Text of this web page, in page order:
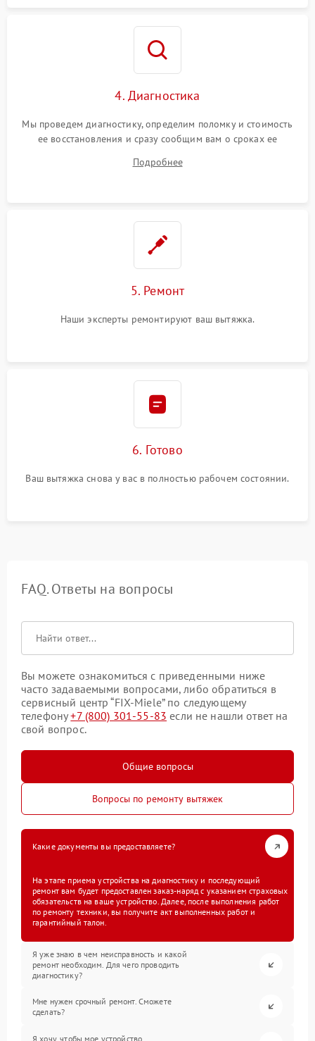
4. Диагностика
Мы проведем диагностику, определим поломку и стоимость
ее восстановления и сразу сообщим вам о сроках ее
Подробнее
5. Ремонт
Наши эксперты ремонтируют ваш вытяжка.
6. Готово
Ваш вытяжка снова у вас в полностью рабочем состоянии.
FAQ. Ответы на вопросы
Вы можете ознакомиться с приведенными ниже
часто задаваемыми вопросами, либо обратиться в
сервисный центр “FIX-Miele” по следующему
телефону+7 (800) 301-55-83 если не нашли ответ на
свой вопрос.
Общие вопросы
Вопросы по ремонту вытяжек
Какие документы вы предоставляете?
На этапе приема устройства на диагностику и последующий
ремонт вам будет предоставлен заказ-наряд с указанием страховых
обязательств на ваше устройство. Далее, после выполнения работ
по ремонту техники, вы получите акт выполненных работ и
гарантийный талон.
Я уже знаю в чем неисправность и какой
ремонт необходим. Для чего проводить
диагностику?
Мне нужен срочный ремонт. Сможете
сделать?
Я хочу, чтобы мое устройство